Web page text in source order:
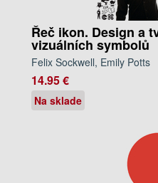
Řeč ikon. Design a
vizuálních symbolů
Felix Sockwell, Emily Potts
14.95 €
Na sklade